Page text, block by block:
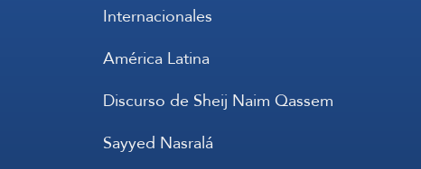
Internacionales
América Latina
Discurso de Sheij Naim Qassem
Sayyed Nasralá